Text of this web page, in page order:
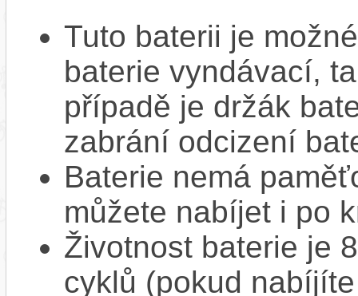
Tuto baterii je
baterie vyndávací,
případě je držák
zabrání odcizení
Baterie nemá
můžete nabíjet i po
Životnost baterie je
cyklů (pokud